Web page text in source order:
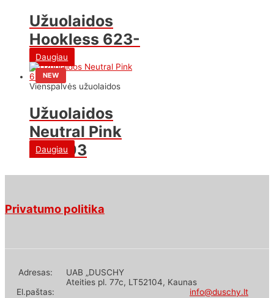
Užuolaidos
Hookless 623-
92
Daugiau
NEW
Vienspalvės užuolaidos
Užuolaidos
Neutral Pink
623-93
Daugiau
Privatumo politika
Adresas:
UAB „DUSCHY
Ateities pl. 77c, LT52104, Kaunas
El.paštas:
info@duschy.lt